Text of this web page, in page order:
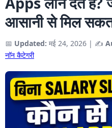
आसानी से मिल
📅 Updated: मई 24, 2026 | ✍️
नाॅन कैटेगरी